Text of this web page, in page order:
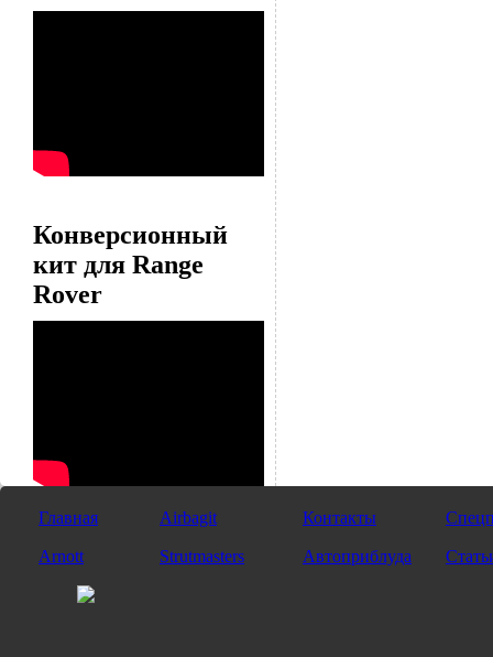
Конверсионный
кит для Range
Rover
Главная Airbagit Контакты
Arnott Strutmasters Автоприблуда